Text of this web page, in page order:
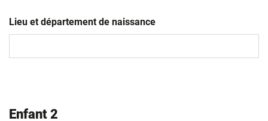
slash
MM
Lieu et département de naissance
Enfant 2